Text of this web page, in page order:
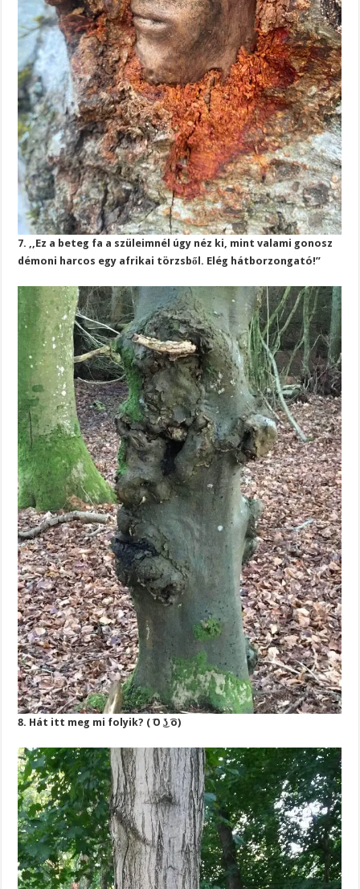
7. ,,Ez a beteg fa a szüleimnél úgy néz ki, mint valami gonosz
démoni harcos egy afrikai törzsből. Elég hátborzongató!”
8. Hát itt meg mi folyik? ( ͡O ͜ʖ ͡o)